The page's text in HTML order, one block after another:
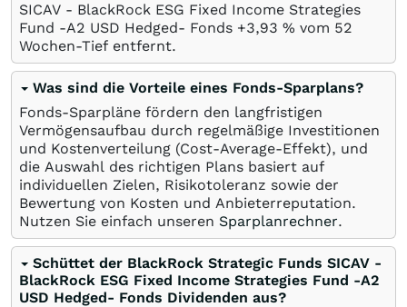
SICAV - BlackRock ESG Fixed Income Strategies
Fund -A2 USD Hedged- Fonds +3,93 % vom 52
Wochen-Tief entfernt.
Was sind die Vorteile eines Fonds-Sparplans?
Fonds-Sparpläne fördern den langfristigen
Vermögensaufbau durch regelmäßige Investitionen
und Kostenverteilung (Cost-Average-Effekt), und
die Auswahl des richtigen Plans basiert auf
individuellen Zielen, Risikotoleranz sowie der
Bewertung von Kosten und Anbieterreputation.
Nutzen Sie einfach unseren Sparplanrechner.
Schüttet der BlackRock Strategic Funds SICAV -
BlackRock ESG Fixed Income Strategies Fund -A2
USD Hedged- Fonds Dividenden aus?